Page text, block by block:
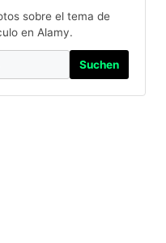
sobre el tema de
en Alamy.
Suchen